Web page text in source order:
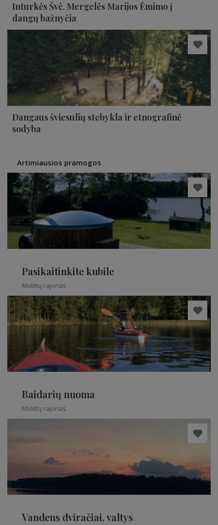
Inturkės Švč. Mergelės Marijos Ėmimo į
dangų bažnyčia
Dangaus šviesulių stebykla ir etnografinė
sodyba
Artimiausios pramogos
Pasikaitinkite kubile
Molėtų rajonas
Baidarių nuoma
Molėtų rajonas
Vandens dviračiai, valtys